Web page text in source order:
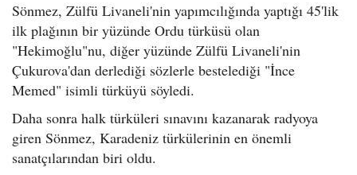
Sönmez, Zülfü Livaneli'nin yapımcılığında yaptığı 45'lik
ilk plağının bir yüzünde Ordu türküsü olan
"Hekimoğlu"nu, diğer yüzünde Zülfü Livaneli'nin
Çukurova'dan derlediği sözlerle bestelediği "İnce
Memed" isimli türküyü söyledi.
Daha sonra halk türküleri sınavını kazanarak radyoya
giren Sönmez, Karadeniz türkülerinin en önemli
sanatçılarından biri oldu.